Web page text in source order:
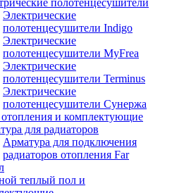
полотенцесушители
Электрические
полотенцесушители Indigo
Электрические
полотенцесушители MyFrea
Электрические
полотенцесушители Terminus
Электрические
полотенцесушители Сунержа
и комплектующие
для радиаторов
Арматура для подключения
радиаторов отопления Far
теплый пол и